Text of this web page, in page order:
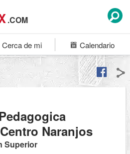
.COM
Cerca de mi Calendario
Naranjos
Superior